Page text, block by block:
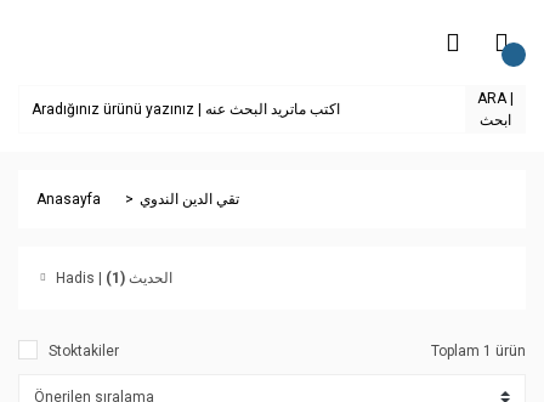
ARA |
ابحث
Anasayfa تقي الدين الندوي
Hadis | الحديث(1)
Stoktakiler Toplam 1 ürün